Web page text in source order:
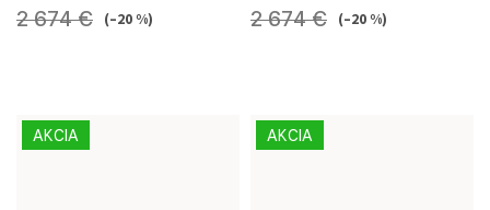
2 674 € (–20 %) 2 674 € (–20 %)
AKCIA AKCIA